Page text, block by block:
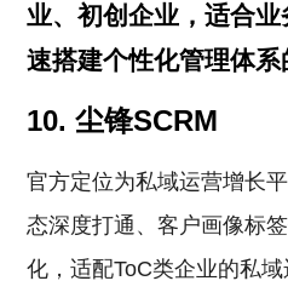
业、初创企业，适合
速搭建个性化管理体系
10. 尘锋SCRM
官方定位为私域运营增长
态深度打通、客户画像标
化，适配ToC类企业的私域